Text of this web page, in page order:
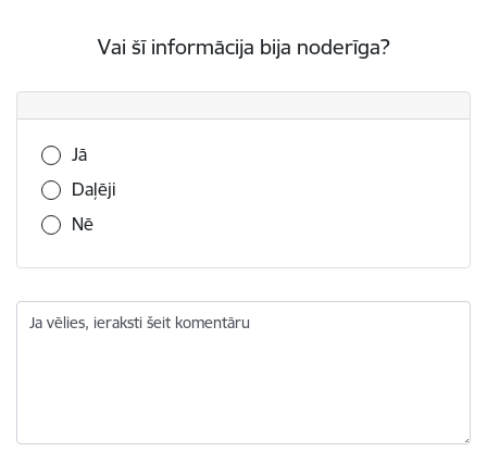
Vai šī informācija bija noderīga?
Vai šī informācija bija noderīga?
Jā
Daļēji
Nē
Ja vēlies, ieraksti šeit komentāru